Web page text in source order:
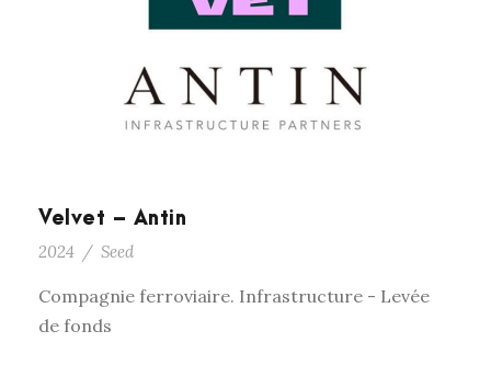
Velvet – Antin
2024 / Seed
Compagnie ferroviaire. Infrastructure - Levée
de fonds